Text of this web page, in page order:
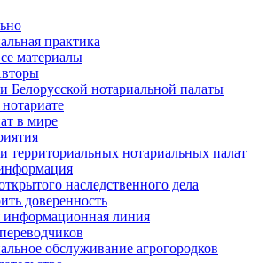
практика
материалы
Белорусской нотариальной палаты
в мире
территориальных нотариальных палат
наследственного дела
доверенность
информационная линия
обслуживание агрогородков